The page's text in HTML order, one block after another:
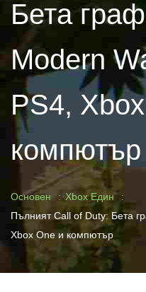
Бета
Modern
PS4,
компютър
Основен
Xbox Един
Пълният Call of Duty: Бета
Xbox One и компютър